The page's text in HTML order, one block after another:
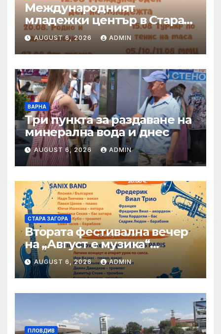
Международният
младежки център в Стара
Загора представя богата
програма от инициативи
през август
AUGUST 6, 2026 ADMIN
ВАРНА
Три пункта за раздаване на
минерална вода и днес
AUGUST 6, 2026 ADMIN
СТАРА ЗАГОРА
Втората фестивална вечер
на „Август е музика“
посреща Фредерик Виал
Трио
AUGUST 6, 2026 ADMIN
ПЛОВДИВ